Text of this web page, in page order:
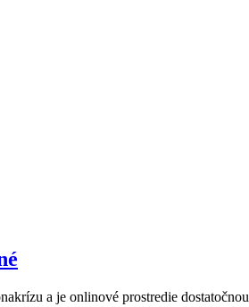
a je onlinové prostredie dostatočnou